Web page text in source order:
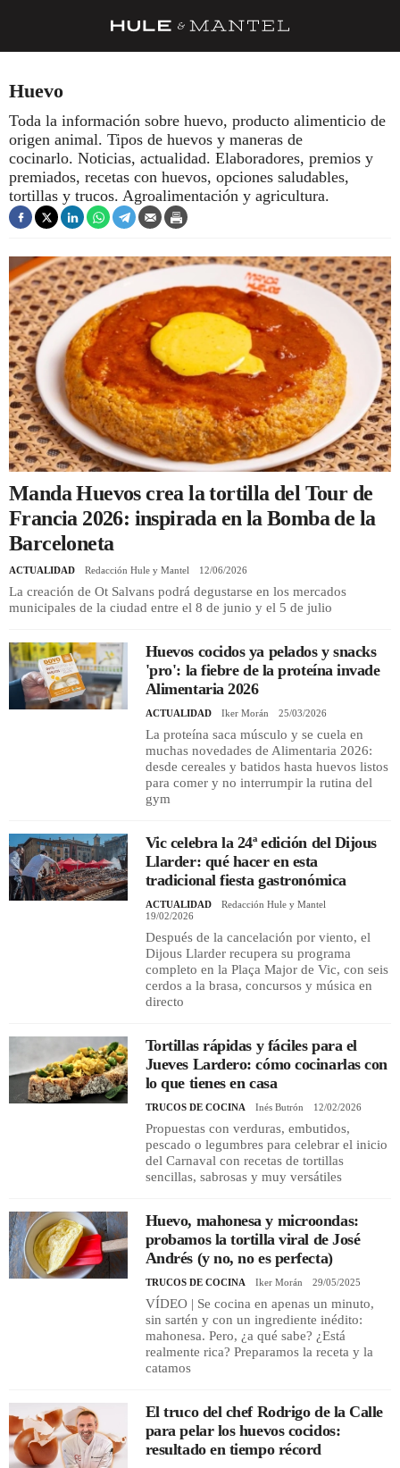
DESPENSA
BARRAS Y ESTRELLAS
DÓNDE COMER
CUADERNO DE VIAJE
TRADICIÓN
MENÚ DEL DÍA
A CUCHILLO
REGISTRO
INICIAR SESIÓN
Huevo
Toda la información sobre huevo, producto alimenticio de
origen animal. Tipos de huevos y maneras de
cocinarlo. Noticias, actualidad. Elaboradores, premios y
premiados, recetas con huevos, opciones saludables,
tortillas y trucos. Agroalimentación y agricultura.
Manda Huevos crea la tortilla del Tour de
Francia 2026: inspirada en la Bomba de la
Barceloneta
ACTUALIDAD Redacción Hule y Mantel 12/06/2026
La creación de Ot Salvans podrá degustarse en los mercados
municipales de la ciudad entre el 8 de junio y el 5 de julio
Huevos cocidos ya pelados y snacks
'pro': la fiebre de la proteína invade
Alimentaria 2026
ACTUALIDAD Iker Morán 25/03/2026
La proteína saca músculo y se cuela en
muchas novedades de Alimentaria 2026:
desde cereales y batidos hasta huevos listos
para comer y no interrumpir la rutina del
gym
Vic celebra la 24ª edición del Dijous
Llarder: qué hacer en esta
tradicional fiesta gastronómica
ACTUALIDAD
Redacción Hule y Mantel
19/02/2026
Después de la cancelación por viento, el
Dijous Llarder recupera su programa
completo en la Plaça Major de Vic, con seis
cerdos a la brasa, concursos y música en
directo
Tortillas rápidas y fáciles para el
Jueves Lardero: cómo cocinarlas con
lo que tienes en casa
TRUCOS DE COCINA Inés Butrón 12/02/2026
Propuestas con verduras, embutidos,
pescado o legumbres para celebrar el inicio
del Carnaval con recetas de tortillas
sencillas, sabrosas y muy versátiles
Huevo, mahonesa y microondas:
probamos la tortilla viral de José
Andrés (y no, no es perfecta)
TRUCOS DE COCINA Iker Morán 29/05/2025
VÍDEO | Se cocina en apenas un minuto,
sin sartén y con un ingrediente inédito:
mahonesa. Pero, ¿a qué sabe? ¿Está
realmente rica? Preparamos la receta y la
catamos
El truco del chef Rodrigo de la Calle
para pelar los huevos cocidos:
resultado en tiempo récord